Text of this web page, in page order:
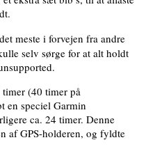
meste i forvejen fra andre
selv sørge for at alt holdt
(40 timer på
en speciel Garmin
ca. 24 timer. Denne
af GPS-holderen, og fyldte